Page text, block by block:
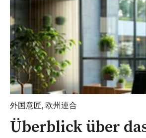
外国意匠, 欧州連合
Überblick über